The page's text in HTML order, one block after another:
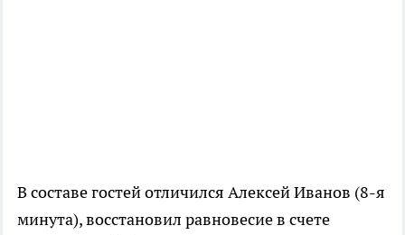
В составе гостей отличился Алексей Иванов (8-я
минута), восстановил равновесие в счете